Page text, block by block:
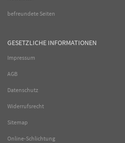
befreundete Seiten
GESETZLICHE INFORMATIONEN
Impressum
AGB
Datenschutz
Widerrufsrecht
Sitemap
Online-Schlichtung